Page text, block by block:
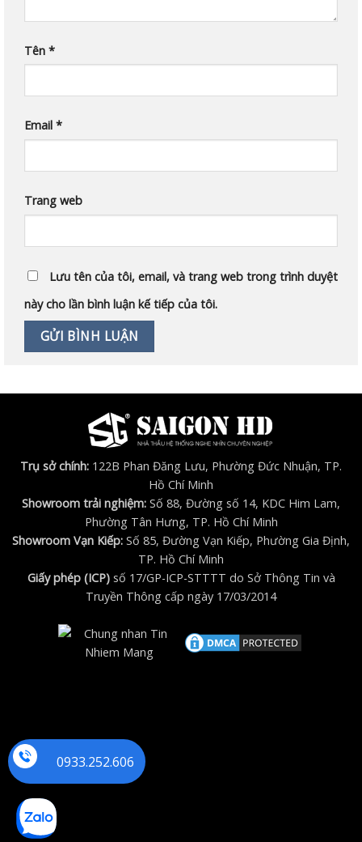
0933.252.606
Tên *
Email *
Trang web
Lưu tên của tôi, email, và trang web trong trình duyệt
này cho lần bình luận kế tiếp của tôi.
Trụ sở chính: 122B Phan Đăng Lưu, Phường Đức Nhuận, TP.
Hồ Chí Minh
Showroom trải nghiệm: Số 88, Đường số 14, KDC Him Lam,
Phường Tân Hưng, TP. Hồ Chí Minh
Showroom Vạn Kiếp: Số 85, Đường Vạn Kiếp, Phường Gia Định,
TP. Hồ Chí Minh
Giấy phép (ICP)số 17/GP-ICP-STTTT do Sở Thông Tin và
Truyền Thông cấp ngày 17/03/2014